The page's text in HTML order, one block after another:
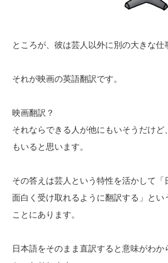
ところが、彼は芸人以外に別の大きな仕
それが映画の英語翻訳です。
映画翻訳？
それならできる人が他にもいそうだけ
もいると思います。
その答えは芸人という特性を活かして
面白く受け取れるように翻訳する」とい
ことにあります。
日本語をそのまま直訳すると意味がわ